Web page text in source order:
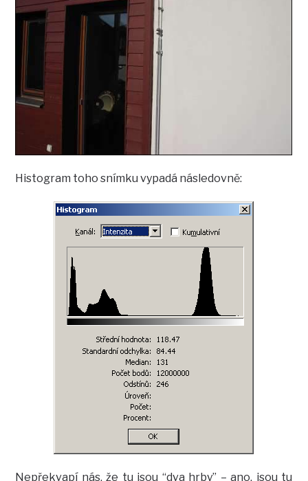
Histogram toho snímku vypadá následovně:
Nepřekvapí nás, že tu jsou “dva hrby” – ano, jsou tu